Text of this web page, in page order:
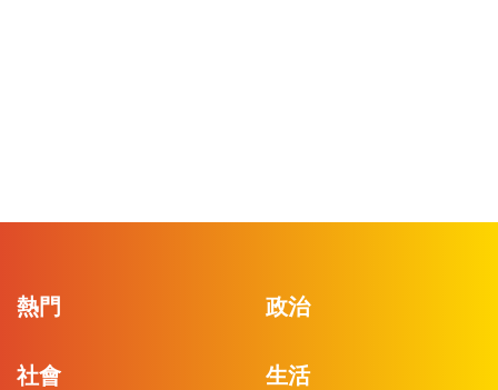
熱門 政治
社會 生活